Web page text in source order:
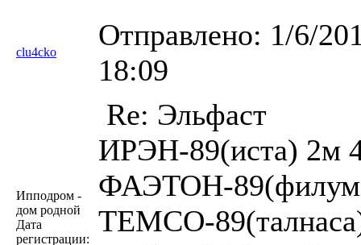
clu4cko
Отправлено: 1/6/
18:09
Ипподром -
дом родной
Дата
регистрации:
Re: Эльфаст
ИРЭН-89(иста) 2м
ФАЭТОН-
ТЕМСО-